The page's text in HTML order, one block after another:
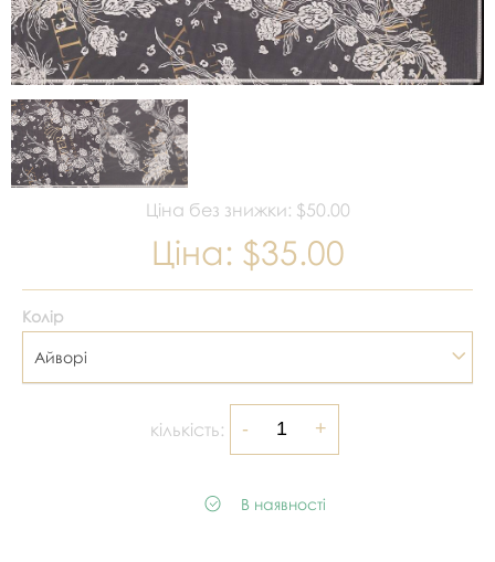
Ціна без знижки: $50.00
Ціна: $35.00
Колір
Айворі
кількість:
В наявності